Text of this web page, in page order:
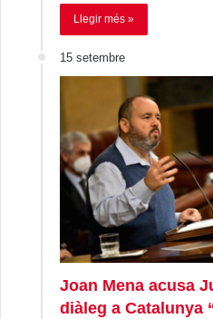
Llegir més »
15 setembre
Joan Mena acusa
diàleg a Catalunya